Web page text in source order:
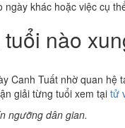
khác hoặc việc cụ
nào
Canh Tuất nhờ quan hệ
giải từng tuổi xem tại tử
ngưỡng dân gian.